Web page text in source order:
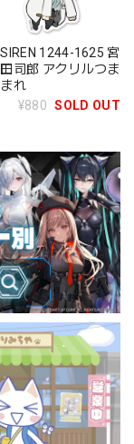
SIREN 1244-1625 宮
田司郎 アクリルつま
まれ
¥880 SOLD OUT